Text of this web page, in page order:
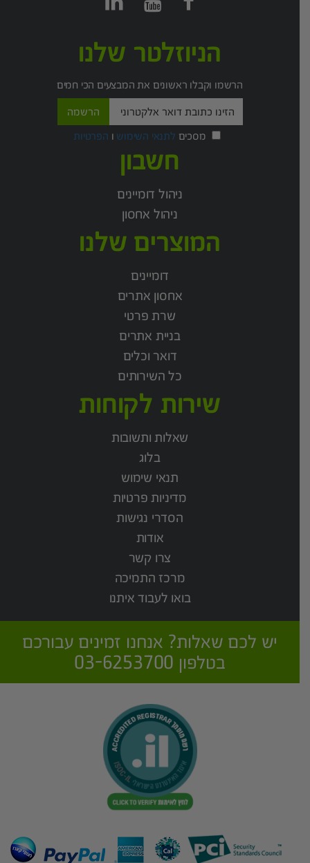
הניוזלטר שלנו
הרשמו וקבלו ראשונים את המבצעים הכי חמים
מסכים לתנאי השימוש ו הפרטיות
חשבון
ניהול דומיינים
ניהול אחסון
המוצרים שלנו
דומיינים
אחסון אתרים
שרת פרטי
בניית אתרים
דואר וכלים
כל השירותים
שירות לקוחות
שאלות ותשובות
בלוג
תנאי שימוש
מדיניות פרטיות
הסדרי נגישות
אודות
צרו קשר
מרכז התמיכה
בואו לעבוד איתנו
יש לכם שאלות? אנחנו זמינים עבורכם
בטלפון 03-6253700